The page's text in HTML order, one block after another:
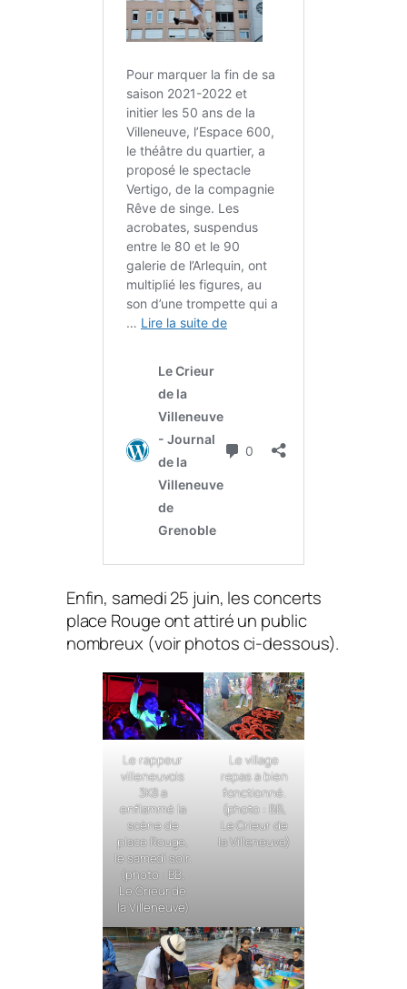
Enfin, samedi 25 juin, les concerts
place Rouge ont attiré un public
nombreux (voir photos ci-dessous).
Le rappeur
villeneuvois
3K8 a
enflammé la
scène de
place Rouge,
le samedi soir.
(photo : BB,
Le Crieur de
la Villeneuve)
Le village
repas a bien
fonctionné.
(photo : BB,
Le Crieur de
la Villeneuve)